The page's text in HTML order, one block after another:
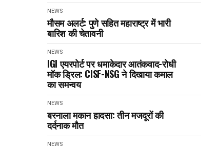
NEWS
मौसम अलर्ट: पुणे सहित महाराष्ट्र में भारी
बारिश की चेतावनी
NEWS
IGI एयरपोर्ट पर धमाकेदार आतंकवाद-रोधी
मॉक ड्रिल: CISF-NSG ने दिखाया कमाल
का समन्वय
NEWS
बरनाला मकान हादसा: तीन मजदूरों की
दर्दनाक मौत
NEWS